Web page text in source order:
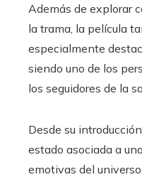
Además de explorar
la trama, la película
especialmente
siendo uno de los
los seguidores de la
Desde su
estado asociada a
emotivas del